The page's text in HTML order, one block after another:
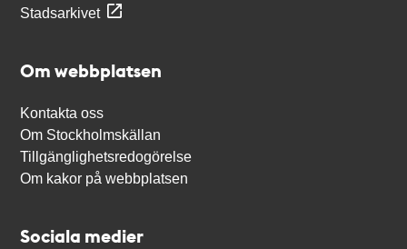
Stadsarkivet
Om webbplatsen
Kontakta oss
Om Stockholmskällan
Tillgänglighetsredogörelse
Om kakor på webbplatsen
Sociala medier